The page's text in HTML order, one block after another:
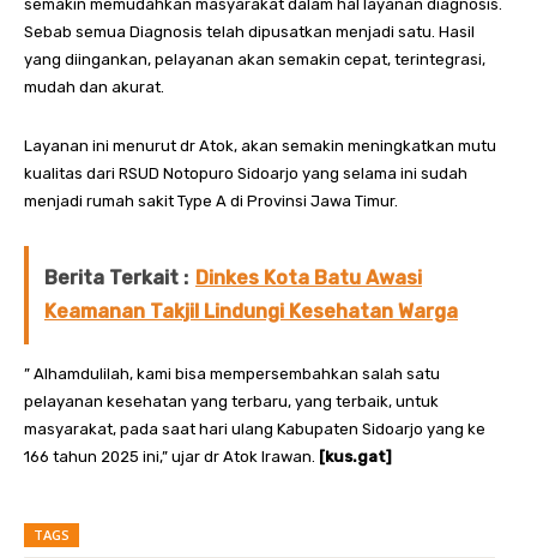
semakin memudahkan masyarakat dalam hal layanan diagnosis.
Sebab semua Diagnosis telah dipusatkan menjadi satu. Hasil
yang diingankan, pelayanan akan semakin cepat, terintegrasi,
mudah dan akurat.
Layanan ini menurut dr Atok, akan semakin meningkatkan mutu
kualitas dari RSUD Notopuro Sidoarjo yang selama ini sudah
menjadi rumah sakit Type A di Provinsi Jawa Timur.
Berita Terkait : Dinkes Kota Batu Awasi
Keamanan Takjil Lindungi Kesehatan Warga
” Alhamdulilah, kami bisa mempersembahkan salah satu
pelayanan kesehatan yang terbaru, yang terbaik, untuk
masyarakat, pada saat hari ulang Kabupaten Sidoarjo yang ke
166 tahun 2025 ini,” ujar dr Atok Irawan. [kus.gat]
TAGS